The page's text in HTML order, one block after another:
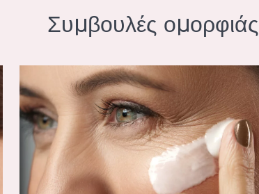
Συμβουλές ομορφιάς
ΔΙΑΦΟΡΕΤΙΚΟΙ ΤΥΠΟΙ ΡΥΤΙΔΩΝ